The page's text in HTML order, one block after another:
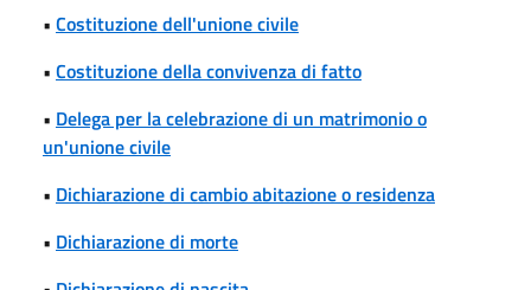
• Costituzione dell'unione civile
• Costituzione della convivenza di fatto
• Delega per la celebrazione di un matrimonio o
un'unione civile
• Dichiarazione di cambio abitazione o residenza
• Dichiarazione di morte